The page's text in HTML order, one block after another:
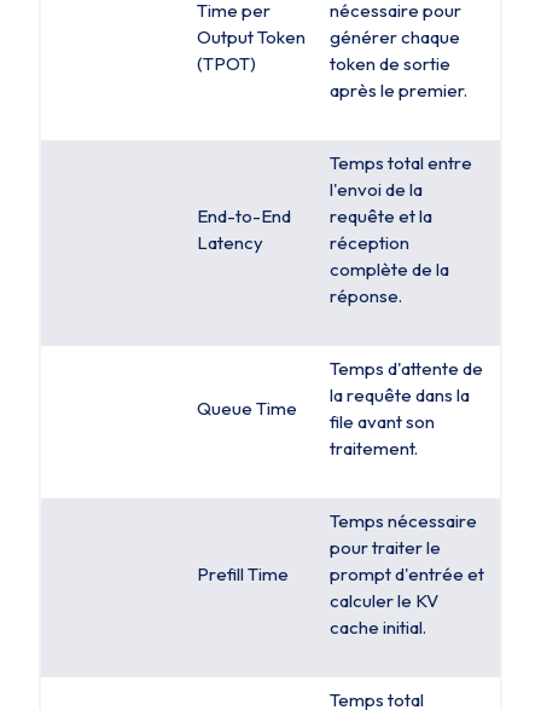
Time per
Output Token
(TPOT)
nécessaire pour
générer chaque
token de sortie
après le premier.
End-to-End
Latency
Temps total entre
l'envoi de la
requête et la
réception
complète de la
réponse.
Queue Time
Temps d'attente de
la requête dans la
file avant son
traitement.
Prefill Time
Temps nécessaire
pour traiter le
prompt d'entrée et
calculer le KV
cache initial.
Temps total